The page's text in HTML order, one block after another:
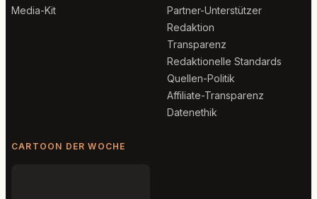
Media-Kit
Partner-Unterstützer
Redaktion
Transparenz
Redaktionelle Standards
Quellen-Politik
Affiliate-Transparenz
Datenethik
CARTOON DER WOCHE